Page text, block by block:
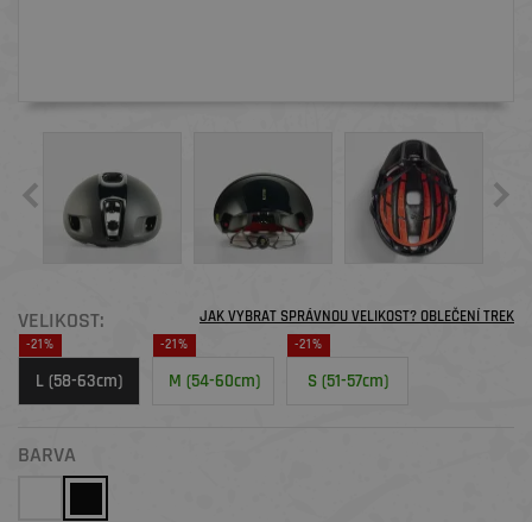
VELIKOST: JAK VYBRAT SPRÁVNOU VELIKOST? OBLEČENÍ TREK
-21%
L (58-63cm)
-21%
M (54-60cm)
-21%
S (51-57cm)
BARVA